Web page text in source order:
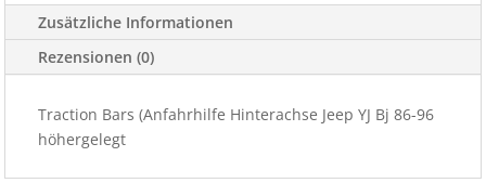
höhergel
Menge
Zusätzliche Informationen
Rezensionen (0)
Traction Bars (Anfahrhilfe Hinterachse Jeep YJ Bj 86-96
höhergelegt